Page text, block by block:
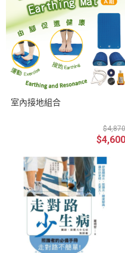
室內接地組合
$4,870
$4,600